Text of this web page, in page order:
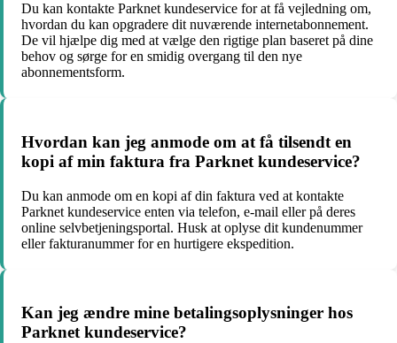
Du kan kontakte Parknet kundeservice for at få vejledning om,
hvordan du kan opgradere dit nuværende internetabonnement.
De vil hjælpe dig med at vælge den rigtige plan baseret på dine
behov og sørge for en smidig overgang til den nye
abonnementsform.
Hvordan kan jeg anmode om at få tilsendt en
kopi af min faktura fra Parknet kundeservice?
Du kan anmode om en kopi af din faktura ved at kontakte
Parknet kundeservice enten via telefon, e-mail eller på deres
online selvbetjeningsportal. Husk at oplyse dit kundenummer
eller fakturanummer for en hurtigere ekspedition.
Kan jeg ændre mine betalingsoplysninger hos
Parknet kundeservice?